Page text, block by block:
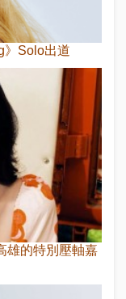
》Solo出道
雄的特別壓軸嘉